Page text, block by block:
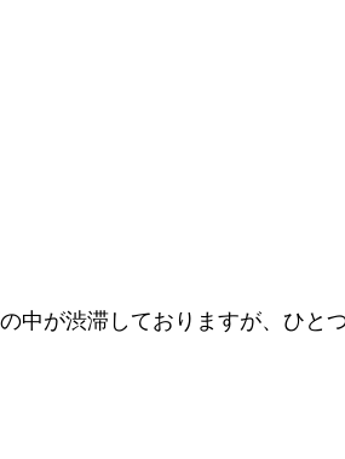
中が渋滞しておりますが、ひと